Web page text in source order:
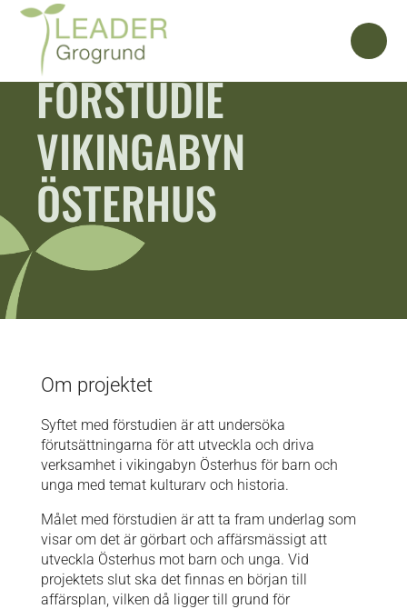
FÖRSTUDIE
VIKINGABYN
ÖSTERHUS
Om projektet
Syftet med förstudien är att undersöka
förutsättningarna för att utveckla och driva
verksamhet i vikingabyn Österhus för barn och
unga med temat kulturarv och historia.
Målet med förstudien är att ta fram underlag som
visar om det är görbart och affärsmässigt att
utveckla Österhus mot barn och unga. Vid
projektets slut ska det finnas en början till
affärsplan, vilken då ligger till grund för